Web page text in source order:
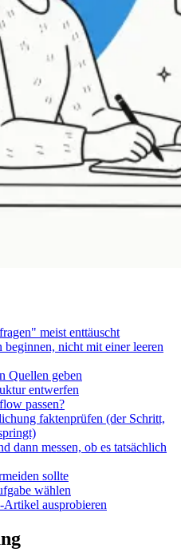
meist enttäuscht
nicht mit einer leeren
Quellen geben
entwerfen
passen?
faktenprüfen (der Schritt,
dann messen, ob es tatsächlich
sollte
wählen
Artikel ausprobieren